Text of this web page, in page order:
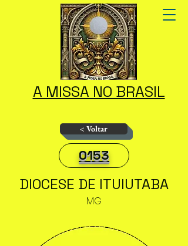
A MISSA NO BRASIL
< Voltar
0153
DIOCESE DE ITUIUTABA
MG